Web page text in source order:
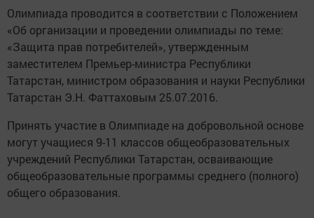
Олимпиада проводится в соответствии с Положением
«Об организации и проведении олимпиады по теме:
«Защита прав потребителей», утвержденным
заместителем Премьер-министра Республики
Татарстан, министром образования и науки Республики
Татарстан Э.Н. Фаттаховым 25.07.2016.
Принять участие в Олимпиаде на добровольной основе
могут учащиеся 9-11 классов общеобразовательных
учреждений Республики Татарстан, осваивающие
общеобразовательные программы среднего (полного)
общего образования.